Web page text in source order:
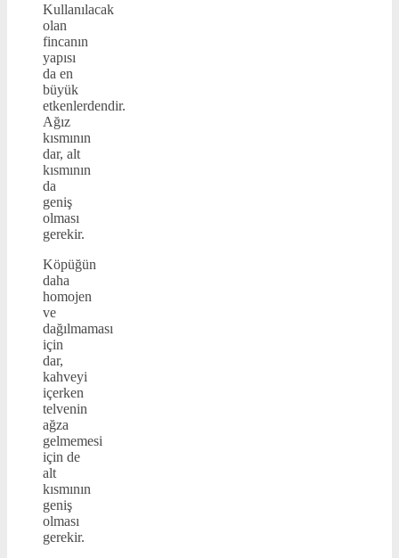
Kullanılacak
olan
fincanın
yapısı
da en
büyük
etkenlerdendir.
Ağız
kısmının
dar, alt
kısmının
da
geniş
olması
gerekir.
Köpüğün
daha
homojen
ve
dağılmaması
için
dar,
kahveyi
içerken
telvenin
ağza
gelmemesi
için de
alt
kısmının
geniş
olması
gerekir.